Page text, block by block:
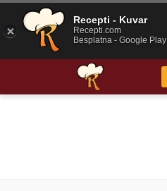
Recepti - Kuvar
Recepti.com
Besplatna - Google Play